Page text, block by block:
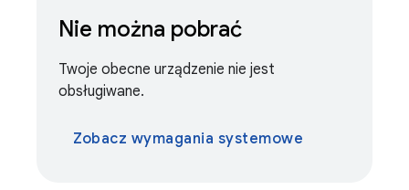
Nie można pobrać
Twoje obecne urządzenie nie jest
obsługiwane.
Zobacz wymagania systemowe